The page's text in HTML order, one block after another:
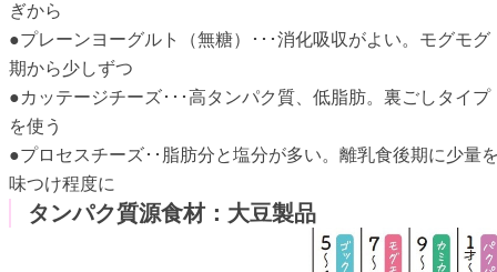
ぎから
●プレーンヨーグルト（無糖）･･･消化吸収がよい。モグモグ
期から少しずつ
●カッテージチーズ･･･高タンパク質、低脂肪。裏ごしタイプ
を使う
●プロセスチーズ･･脂肪分と塩分が多い。離乳食後期に少量
味つけ程度に
タンパク質源食材：大豆製品